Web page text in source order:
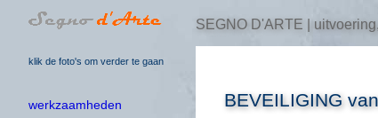
klik de foto's om verder te gaan
SEGNO D'ARTE |
werkzaamheden
BEVEILIGING